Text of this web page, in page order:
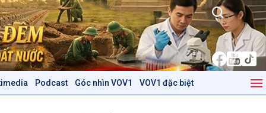
Podcast Góc nhìn VOV1 VOV1 đặc biệt